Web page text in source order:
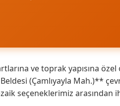
ve toprak yapısına
(Çamlıyayla Mah.)**
seçeneklerimiz arasından